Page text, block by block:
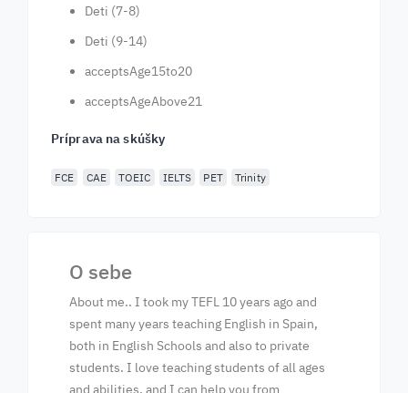
Deti (7-8)
Deti (9-14)
acceptsAge15to20
acceptsAgeAbove21
Príprava na skúšky
FCE CAE TOEIC IELTS PET Trinity
O sebe
About me.. I took my TEFL 10 years ago and
spent many years teaching English in Spain,
both in English Schools and also to private
students. I love teaching students of all ages
and abilities, and I can help you from